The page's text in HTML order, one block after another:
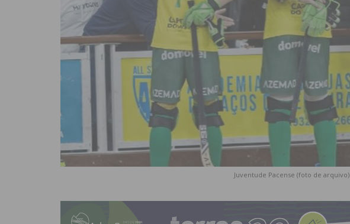
Juventude Pacense (foto de arquivo)